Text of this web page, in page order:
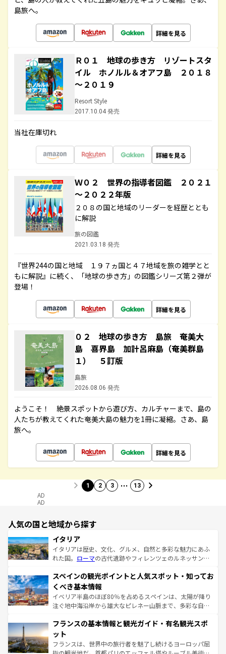
島旅へ。
詳細を見る
Ｒ０１ 地球の歩き方 リゾートスタ
イル ホノルル＆オアフ島 ２０１８
～２０１９
Resort Style
2017.10.04 発売
当社在庫切れ
詳細を見る
Ｗ０２ 世界の指導者図鑑 ２０２１
～２０２２年版
２０８の国と地域のリーダーを経歴ととも
に解説
旅の図鑑
2021.03.18 発売
『世界244の国と地域 １９７ヵ国と４７地域を旅の雑学とと
もに解説』に続く、「地球の歩き方」の図鑑シリーズ第２弾が
登場！
詳細を見る
０２ 地球の歩き方 島旅 奄美大
島 喜界島 加計呂麻島（奄美群島
１） ５訂版
島旅
2026.08.06 発売
ようこそ！ 絶景スポットから遊び方、カルチャーまで、島の
人たちが教えてくれた奄美大島の魅力を1冊に凝縮。さあ、島
旅へ。
詳細を見る
1 2 3 … 13
AD
AD
人気の国と地域から探す
イタリア
イタリアは歴史、文化、グルメ、自然と多彩な魅力にあふ
れた国。 ローマの古代遺跡やフィレンツェのルネッサンス
ろん、トスカーナの美しい田園風景やアマルフィ海岸の絶
景など、自然景観も見逃せない。観光の合間には、本場の
ピザやパスタなど、絶品のイタリア料理を堪能することも
できる。朝目覚めてから夜眠るまで、すべての瞬間を楽し
なお、新着のイタリア情報はコンテンツ一覧を参照してほ
しい。
スペインの観光ポイントと人気スポット・知ってお
くべき基本情報
イベリア半島のほぼ80％を占めるスペインは、太陽が降り
注ぐ地中海沿岸から雄大なピレネー山脈まで、多彩な自然
文化が根付くこの国では、情熱的なフラメンコ、熱気あふ
れる闘牛、そして美味しいタパスが生活の一部となってい
る。首都マドリードの洗練された雰囲気や、バルセロナの
アートに溢れた街角から、地方では古代ローマ遺跡や中世
フランスの基本情報と観光ガイド・有名観光スポ
ット
フランスは、世界中の旅行者を魅了し続けるヨーロッパ屈